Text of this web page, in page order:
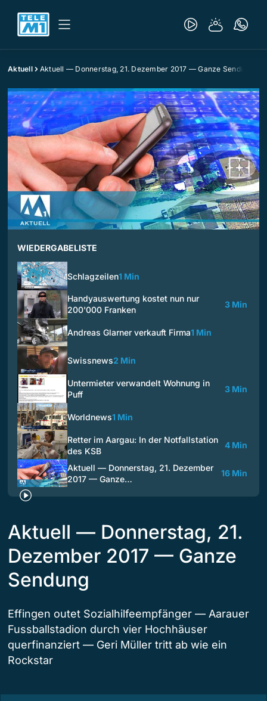
Aktuell Aktuell — Donnerstag, 21. Dezember 2017 — Ganze Sendung
WIEDERGABELISTE
Schlagzeilen1 Min
Handyauswertung kostet nun nur
200'000 Franken
3 Min
Andreas Glarner verkauft Firma1 Min
Swissnews2 Min
Untermieter verwandelt Wohnung in
Puff
3 Min
Worldnews1 Min
Retter im Aargau: In der Notfallstation
des KSB
4 Min
Aktuell — Donnerstag, 21. Dezember
2017 — Ganze…
16 Min
Aktuell — Donnerstag, 21.
Dezember 2017 — Ganze
Sendung
Effingen outet Sozialhilfeempfänger — Aarauer
Fussballstadion durch vier Hochhäuser
querfinanziert — Geri Müller tritt ab wie ein
Rockstar